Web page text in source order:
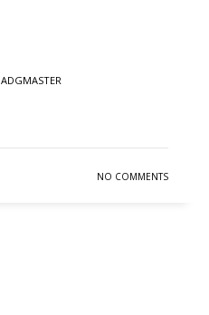
ADGMASTER
NO COMMENTS